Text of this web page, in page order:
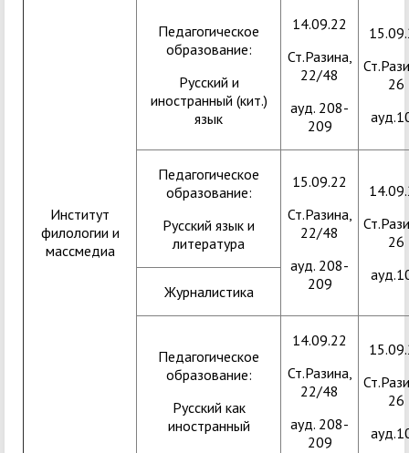
Институт
филологии и
массмедиа
Педагогическое
образование:
Русский и
иностранный (кит.)
язык
14.09.22
Ст.Разина,
22/48
ауд. 208-
209
26
Педагогическое
образование:
Русский язык и
литература
15.09.22
Ст.Разина,
22/48
ауд. 208-
209
26
Журналистика
Педагогическое
образование:
Русский как
иностранный
14.09.22
Ст.Разина,
22/48
ауд. 208-
209
26